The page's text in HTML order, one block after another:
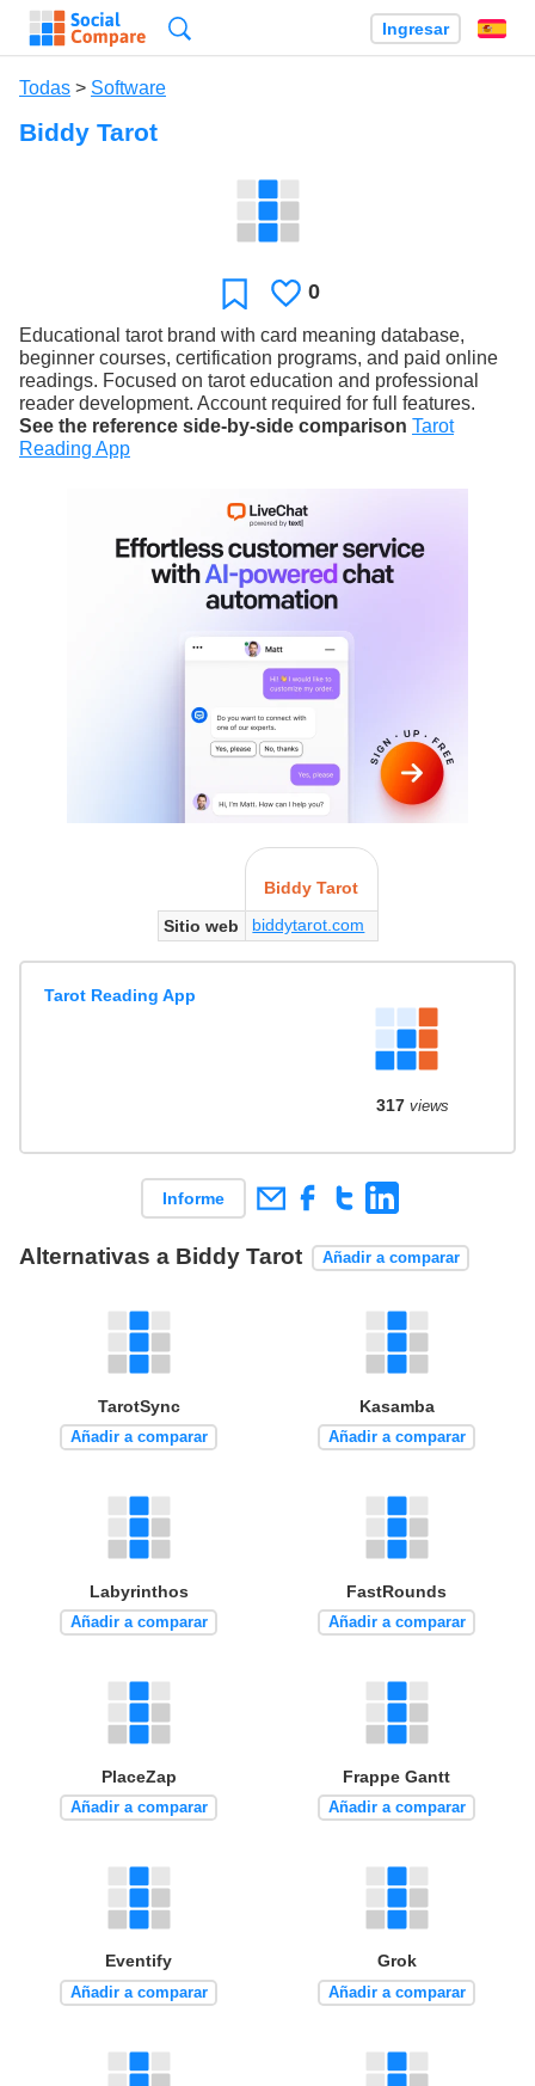
Ingresar
Todas > Software
Biddy Tarot
Favoritos
Le
gusta
0
Educational tarot brand with card meaning database,
beginner courses, certification programs, and paid online
readings. Focused on tarot education and professional
reader development. Account required for full features.
See the reference side-by-side comparison Tarot
Reading App
Biddy Tarot
Sitio web
biddytarot.com
Tarot Reading App
317views
Informe
Alternativas a Biddy Tarot Añadir a comparar
TarotSync
Añadir a comparar
Kasamba
Añadir a comparar
Labyrinthos
Añadir a comparar
FastRounds
Añadir a comparar
PlaceZap
Añadir a comparar
Frappe Gantt
Añadir a comparar
Eventify
Añadir a comparar
Grok
Añadir a comparar